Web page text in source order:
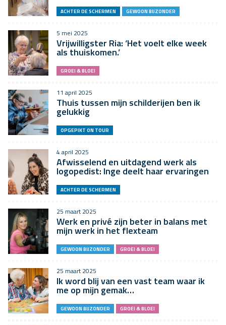
ACHTER DE SCHERMEN GEWOON BIJZONDER
5 mei 2025
Vrijwilligster Ria: ‘Het voelt elke week
als thuiskomen.’
GROEI & BLOEI
11 april 2025
Thuis tussen mijn schilderijen ben ik
gelukkig
OPGEPIKT ON TOUR
4 april 2025
Afwisselend en uitdagend werk als
logopedist: Inge deelt haar ervaringen
ACHTER DE SCHERMEN
25 maart 2025
Werk en privé zijn beter in balans met
mijn werk in het flexteam
GEWOON BIJZONDER GROEI & BLOEI
25 maart 2025
Ik word blij van een vast team waar ik
me op mijn gemak…
GEWOON BIJZONDER GROEI & BLOEI